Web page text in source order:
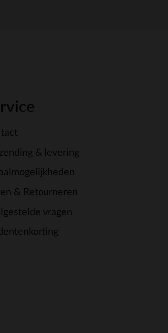
& levering
& Retourneren
vragen